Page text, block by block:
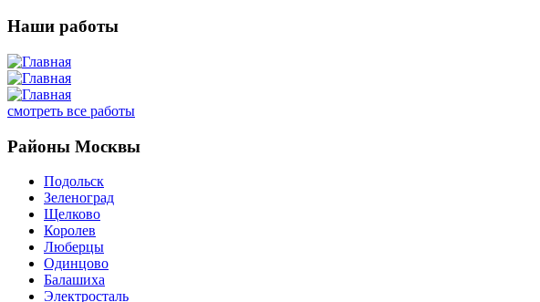
Наши работы
смотреть все работы
Районы Москвы
Подольск
Зеленоград
Щелково
Королев
Люберцы
Одинцово
Балашиха
Электросталь